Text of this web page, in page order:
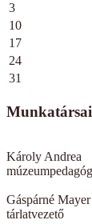
3
10
17
24
31
Károly Andrea
Gáspárné
tárlatvezető